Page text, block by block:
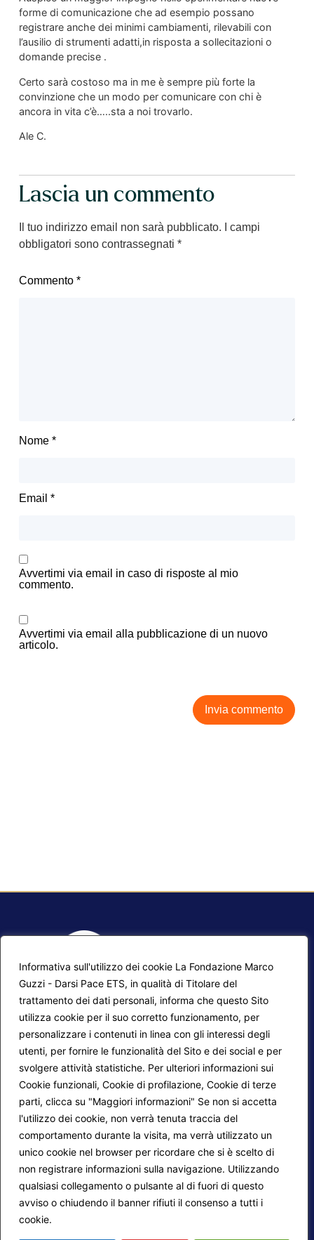
Informativa sull'utilizzo dei cookie La Fondazione Marco
Guzzi - Darsi Pace ETS, in qualità di Titolare del
trattamento dei dati personali, informa che questo Sito
utilizza cookie per il suo corretto funzionamento, per
personalizzare i contenuti in linea con gli interessi degli
utenti, per fornire le funzionalità del Sito e dei social e per
svolgere attività statistiche. Per ulteriori informazioni sui
Cookie funzionali, Cookie di profilazione, Cookie di terze
parti, clicca su "Maggiori informazioni" Se non si accetta
l'utilizzo dei cookie, non verrà tenuta traccia del
comportamento durante la visita, ma verrà utilizzato un
unico cookie nel browser per ricordare che si è scelto di
non registrare informazioni sulla navigazione. Utilizzando
qualsiasi collegamento o pulsante al di fuori di questo
avviso o chiudendo il banner rifiuti il consenso a tutti i
cookie.
forme di comunicazione che ad esempio possano
registrare anche dei minimi cambiamenti, rilevabili con
l’ausilio di strumenti adatti,in risposta a sollecitazioni o
domande precise .
Certo sarà costoso ma in me è sempre più forte la
convinzione che un modo per comunicare con chi è
ancora in vita c’è…..sta a noi trovarlo.
Ale C.
Lascia un commento
Il tuo indirizzo email non sarà pubblicato.
I campi
obbligatori sono contrassegnati *
Commento *
Nome *
Email *
Avvertimi via email in caso di risposte al mio
commento.
Avvertimi via email alla pubblicazione di un nuovo
articolo.
Mappa del sito
Progetti Darsi Pace
Login redattori
Contatti
Calendario corsi
Privacy Policy
Cookie Policy
Seguici su:
© 2026